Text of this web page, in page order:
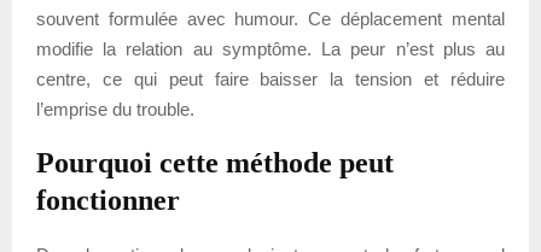
souvent formulée avec humour. Ce déplacement mental
modifie la relation au symptôme. La peur n’est plus au
centre, ce qui peut faire baisser la tension et réduire
l’emprise du trouble.
Pourquoi cette méthode peut
fonctionner